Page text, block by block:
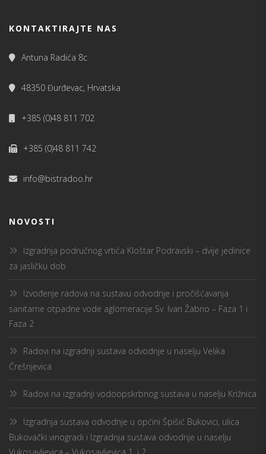
KONTAKTIRAJTE NAS
Antuna Radića 8c
48350 Đurđevac, Hrvatska
+385 (0)48 811 702
+385 (0)48 811 742
info@bistradoo.hr
NOVOSTI
Izgradnja područnog vrtića Kloštar Podravski – dvije jedinice
za jasličku dob
Izvođenje radova na sustavu odvodnje i pročišćavanja
sanitarne otpadne vode aglomeracije Sv. Ivan Žabno – Faza 1 i
Faza 2
Radovi na izgradnji sustava odvodnje u naselju Velika
Črešnjevica
Radovi na izgradnji vodoopskrbnog sustava u naselju Križnica
Izgradnja sustava odvodnje u općini Špišić Bukovici, ulica
Bukovački vinogradi i Izgradnja sustava odvodnje u naselju